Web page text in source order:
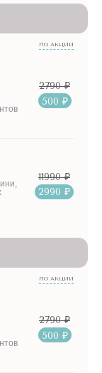
ПО АКЦИИ
2790 ₽
500 ₽
11990 ₽
2990 ₽
ПО АКЦИИ
2790 ₽
500 ₽